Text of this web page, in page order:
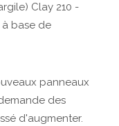
Clay 210 -
base de
panneaux
des
d'augmenter.